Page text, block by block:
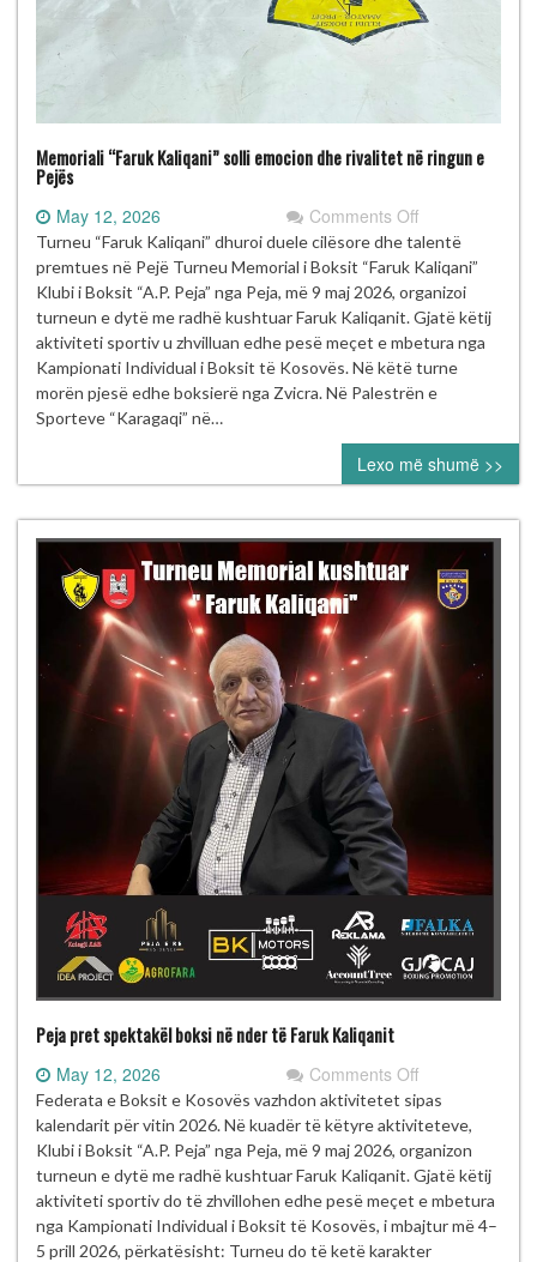
Memoriali “Faruk Kaliqani” solli emocion dhe rivalitet në ringun e
Pejës
May 12, 2026 Comments Offon
Memoriali
“Faruk
Kaliqani”
solli
emocion
dhe
rivalitet
ringun
e
Pejës
Turneu “Faruk Kaliqani” dhuroi duele cilësore dhe talentë
premtues në Pejë Turneu Memorial i Boksit “Faruk Kaliqani”
Klubi i Boksit “A.P. Peja” nga Peja, më 9 maj 2026, organizoi
turneun e dytë me radhë kushtuar Faruk Kaliqanit. Gjatë këtij
aktiviteti sportiv u zhvilluan edhe pesë meçet e mbetura nga
Kampionati Individual i Boksit të Kosovës. Në këtë turne
morën pjesë edhe boksierë nga Zvicra. Në Palestrën e
Sporteve “Karagaqi” në…
Lexo më shumë >>
Peja pret spektakël boksi në nder të Faruk Kaliqanit
May 12, 2026 Comments Offon
Peja
pret
spektakël
boksi
në
nder
të
Federata e Boksit e Kosovës vazhdon aktivitetet sipas
kalendarit për vitin 2026. Në kuadër të këtyre aktiviteteve,
Klubi i Boksit “A.P. Peja” nga Peja, më 9 maj 2026, organizon
turneun e dytë me radhë kushtuar Faruk Kaliqanit. Gjatë këtij
aktiviteti sportiv do të zhvillohen edhe pesë meçet e mbetura
nga Kampionati Individual i Boksit të Kosovës, i mbajtur më 4–
5 prill 2026, përkatësisht: Turneu do të ketë karakter